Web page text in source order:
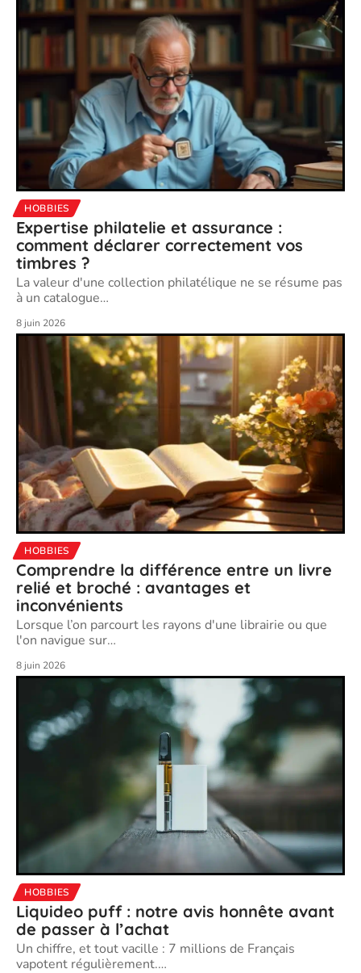
HOBBIES
Expertise philatelie et assurance :
comment déclarer correctement vos
timbres ?
La valeur d'une collection philatélique ne se résume pas
à un catalogue…
8 juin 2026
HOBBIES
Comprendre la différence entre un livre
relié et broché : avantages et
inconvénients
Lorsque l’on parcourt les rayons d'une librairie ou que
l'on navigue sur…
8 juin 2026
HOBBIES
Liquideo puff : notre avis honnête avant
de passer à l’achat
Un chiffre, et tout vacille : 7 millions de Français
vapotent régulièrement.…